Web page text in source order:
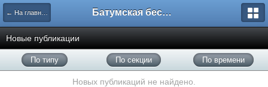
← На главную Батумская беседка
Новые публикации
По типу По секции По времени
Новых публикаций не найдено.